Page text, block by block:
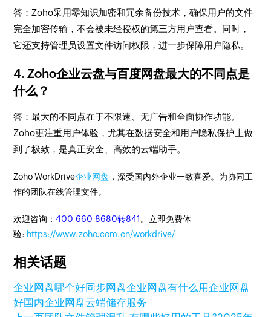
答：Zoho采用零知识加密和冗余备份技术，确保用户的文件
完全加密传输，不会被未经授权的第三方用户查看。同时，
它还支持管理员设置文件访问权限，进一步保障用户隐私。
4. Zoho企业云盘与百度网盘最大的不同点是
什么？
答：最大的不同点在于不限速、无广告和全面协作功能。
Zoho更注重用户体验，尤其在数据安全和用户隐私保护上做
到了极致，是真正安全、高效的云端助手。
Zoho WorkDrive企业网盘 ，深受国内外企业一致喜爱。为协同工
作的团队在线管理文件。
欢迎咨询：400-660-8680转841 。立即免费体
验: https://www.zoho.com.cn/workdrive/
相关话题
企业网盘哪个好同步网盘企业网盘有什么用企业网盘
好国内企业网盘云端储存服务